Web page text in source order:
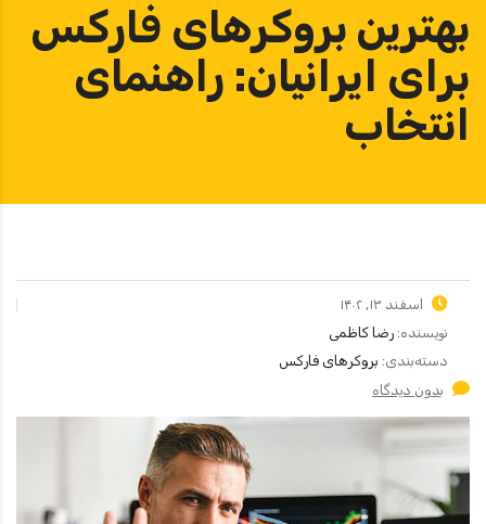
بهترین بروکرهای فارکس
برای ایرانیان: راهنمای
انتخاب
اسفند ۱۳, ۱۴۰۲
نویسنده: رضا کاظمی
دسته‌بندی: بروکرهای فارکس
بدون دیدگاه